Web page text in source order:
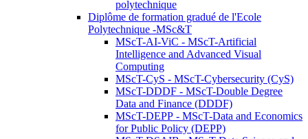
polytechnique
Diplôme de formation gradué de l'Ecole
Polytechnique -MSc&T
MScT-AI-ViC - MScT-Artificial
Intelligence and Advanced Visual
Computing
MScT-CyS - MScT-Cybersecurity (CyS)
MScT-DDDF - MScT-Double Degree
Data and Finance (DDDF)
MScT-DEPP - MScT-Data and Economics
for Public Policy (DEPP)